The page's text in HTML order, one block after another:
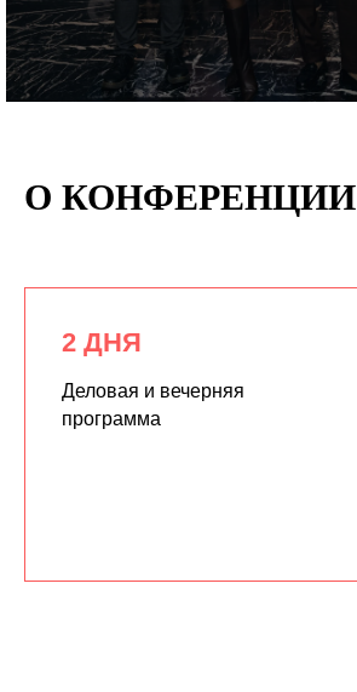
О КОНФЕРЕНЦИИ
2 ДНЯ
Деловая и вечерняя
программа
КУПИТЬ ЗАПИСИ